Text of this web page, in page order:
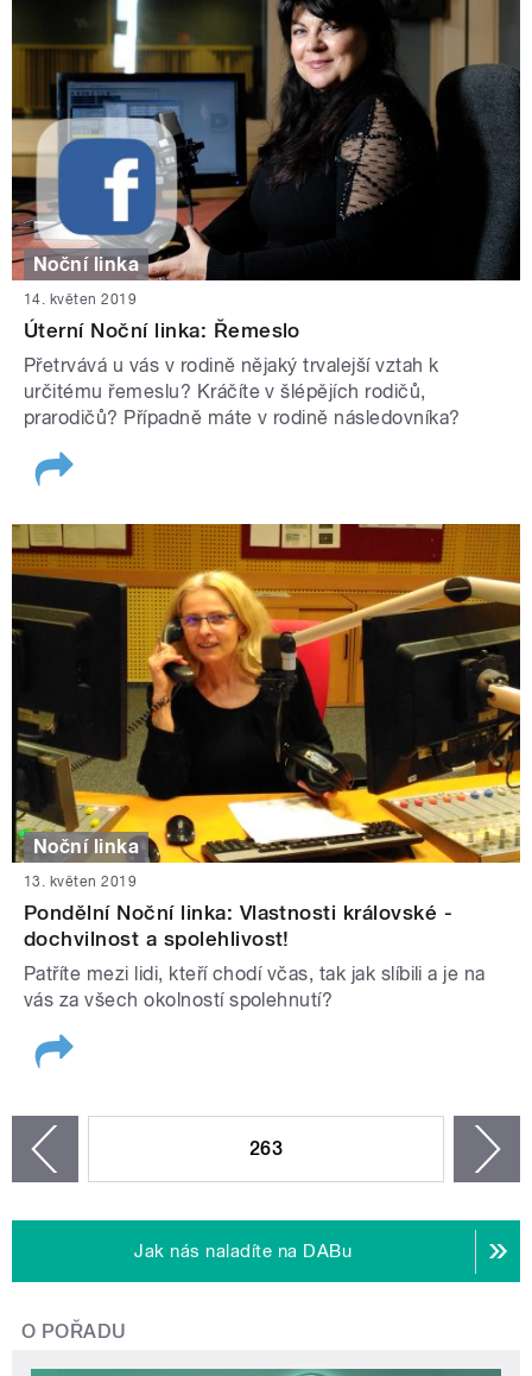
Noční linka
14. květen 2019
Úterní Noční linka: Řemeslo
Přetrvává u vás v rodině nějaký trvalejší vztah k
určitému řemeslu? Kráčíte v šlépějích rodičů,
prarodičů? Případně máte v rodině následovníka?
Noční linka
13. květen 2019
Pondělní Noční linka: Vlastnosti královské -
dochvilnost a spolehlivost!
Patříte mezi lidi, kteří chodí včas, tak jak slíbili a je na
vás za všech okolností spolehnutí?
263
Jak nás naladíte na DABu
O POŘADU